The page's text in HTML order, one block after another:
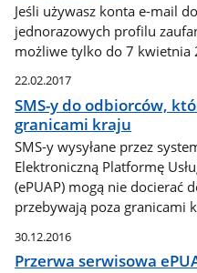
Jeśli używasz konta e-mail
jednorazowych profilu
możliwe tylko do 7 kwietnia
22.02.2017
SMS-y do odbiorców,
granicami kraju
SMS-y wysyłane przez
Elektroniczną Platformę
(ePUAP) mogą nie docierać
przebywają poza granicami
30.12.2016
Przerwa serwisowa